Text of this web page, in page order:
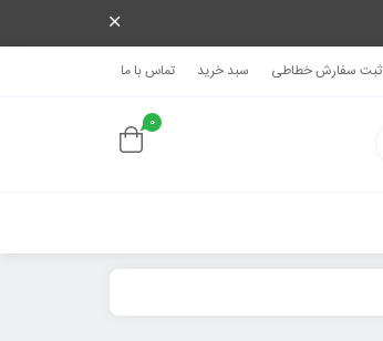
ثبت سفارش خطاطی سبد خرید تماس با ما
0